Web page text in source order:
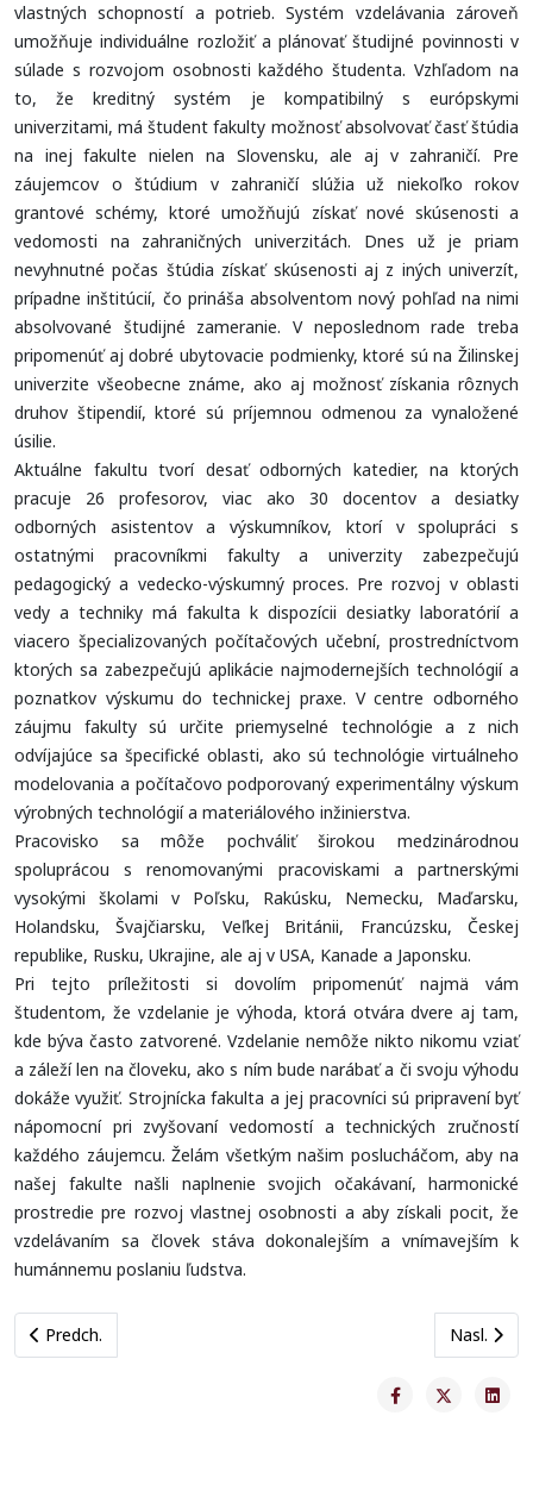
vlastných schopností a potrieb. Systém vzdelávania zároveň
umožňuje individuálne rozložiť a plánovať študijné povinnosti v
súlade s rozvojom osobnosti každého študenta. Vzhľadom na
to, že kreditný systém je kompatibilný s európskymi
univerzitami, má študent fakulty možnosť absolvovať časť štúdia
na inej fakulte nielen na Slovensku, ale aj v zahraničí. Pre
záujemcov o štúdium v zahraničí slúžia už niekoľko rokov
grantové schémy, ktoré umožňujú získať nové skúsenosti a
vedomosti na zahraničných univerzitách. Dnes už je priam
nevyhnutné počas štúdia získať skúsenosti aj z iných univerzít,
prípadne inštitúcií, čo prináša absolventom nový pohľad na nimi
absolvované študijné zameranie. V neposlednom rade treba
pripomenúť aj dobré ubytovacie podmienky, ktoré sú na Žilinskej
univerzite všeobecne známe, ako aj možnosť získania rôznych
druhov štipendií, ktoré sú príjemnou odmenou za vynaložené
úsilie.
Aktuálne fakultu tvorí desať odborných katedier, na ktorých
pracuje 26 profesorov, viac ako 30 docentov a desiatky
odborných asistentov a výskumníkov, ktorí v spolupráci s
ostatnými pracovníkmi fakulty a univerzity zabezpečujú
pedagogický a vedecko-výskumný proces. Pre rozvoj v oblasti
vedy a techniky má fakulta k dispozícii desiatky laboratórií a
viacero špecializovaných počítačových učební, prostredníctvom
ktorých sa zabezpečujú aplikácie najmodernejších technológií a
poznatkov výskumu do technickej praxe. V centre odborného
záujmu fakulty sú určite priemyselné technológie a z nich
odvíjajúce sa špecifické oblasti, ako sú technológie virtuálneho
modelovania a počítačovo podporovaný experimentálny výskum
výrobných technológií a materiálového inžinierstva.
Pracovisko sa môže pochváliť širokou medzinárodnou
spoluprácou s renomovanými pracoviskami a partnerskými
vysokými školami v Poľsku, Rakúsku, Nemecku, Maďarsku,
Holandsku, Švajčiarsku, Veľkej Británii, Francúzsku, Českej
republike, Rusku, Ukrajine, ale aj v USA, Kanade a Japonsku.
Pri tejto príležitosti si dovolím pripomenúť najmä vám
študentom, že vzdelanie je výhoda, ktorá otvára dvere aj tam,
kde býva často zatvorené. Vzdelanie nemôže nikto nikomu vziať
a záleží len na človeku, ako s ním bude narábať a či svoju výhodu
dokáže využiť. Strojnícka fakulta a jej pracovníci sú pripravení byť
nápomocní pri zvyšovaní vedomostí a technických zručností
každého záujemcu. Želám všetkým našim poslucháčom, aby na
našej fakulte našli naplnenie svojich očakávaní, harmonické
prostredie pre rozvoj vlastnej osobnosti a aby získali pocit, že
vzdelávaním sa človek stáva dokonalejším a vnímavejším k
humánnemu poslaniu ľudstva.
Previous article: Profil SjF
Predch. Next
Nasl.